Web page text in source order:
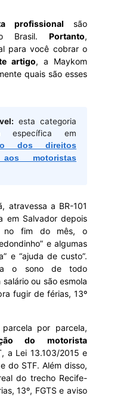
profissional são
Brasil. Portanto,
para você cobrar o
artigo, a Maykom
quais são esses
esta categoria
específica em
dos direitos
motoristas
atravessa a BR-101
em Salvador depois
no fim do mês, o
e algumas
e “ajuda de custo”.
o sono de todo
ou são esmola
fugir de férias, 13º
por parcela,
do motorista
a Lei 13.103/2015 e
do STF. Além disso,
do trecho Recife-
13º, FGTS e aviso